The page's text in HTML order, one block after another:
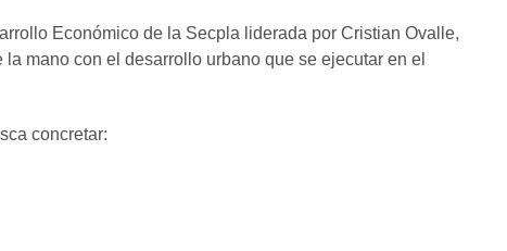
Económico de la Secpla liderada por Cristian Ovalle,
mano con el desarrollo urbano que se ejecutar en el
concretar: